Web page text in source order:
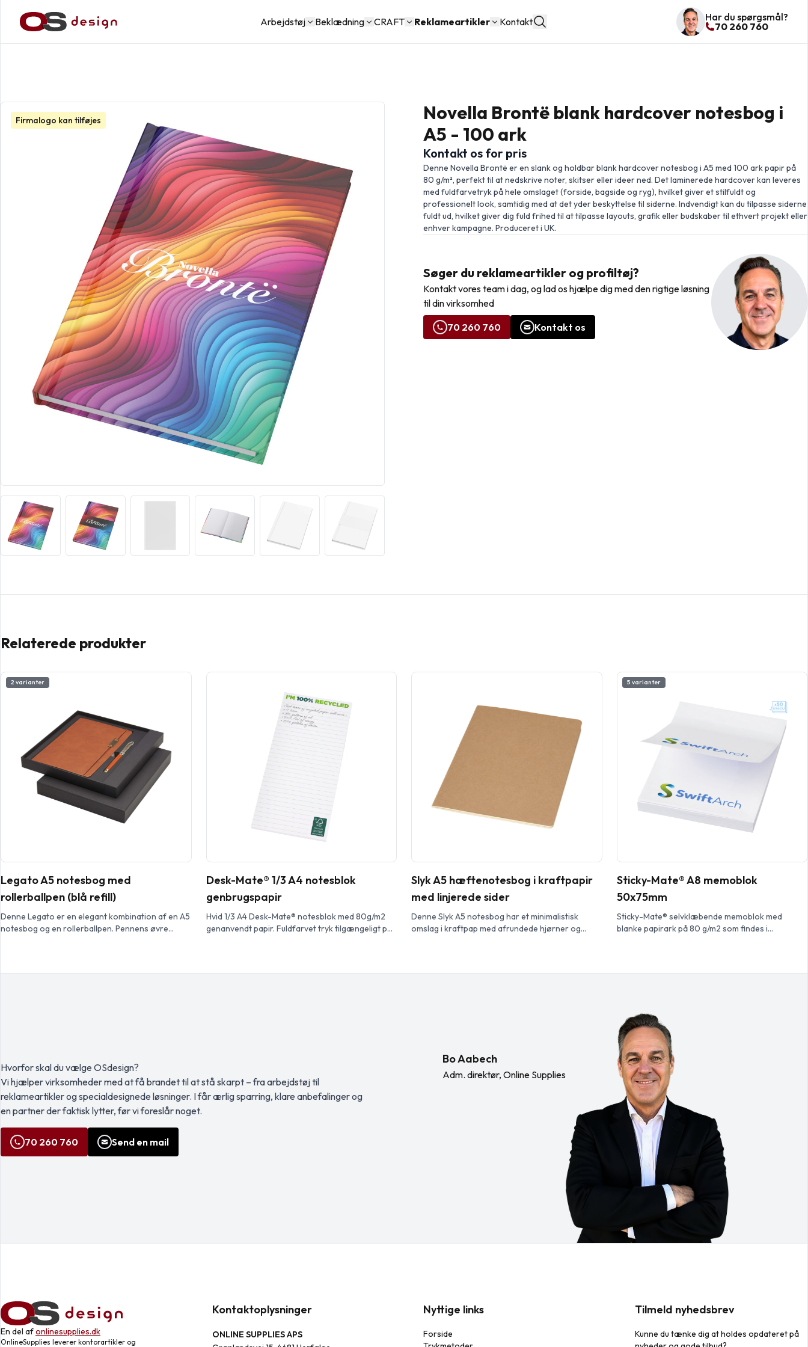
Arbejdstøj Beklædning CRAFT Reklameartikler Kontakt
Har du spørgsmål?
70 260 760
Firmalogo kan tilføjes
Novella Brontë blank hardcover notesbog i
A5 - 100 ark
Kontakt os for pris
Denne Novella Brontë er en slank og holdbar blank hardcover notesbog i A5 med 100 ark papir på
80 g/m², perfekt til at nedskrive noter, skitser eller ideer ned. Det laminerede hardcover kan leveres
med fuldfarvetryk på hele omslaget (forside, bagside og ryg), hvilket giver et stilfuldt og
professionelt look, samtidig med at det yder beskyttelse til siderne. Indvendigt kan du tilpasse siderne
fuldt ud, hvilket giver dig fuld frihed til at tilpasse layouts, grafik eller budskaber til ethvert projekt eller
enhver kampagne. Produceret i UK.
Søger du reklameartikler og profiltøj?
Kontakt vores team i dag, og lad os hjælpe dig med den rigtige løsning
til din virksomhed
70 260 760
Kontakt os
Relaterede produkter
2 varianter
Legato A5 notesbog med
rollerballpen (blå refill)
Denne Legato er en elegant kombination af en A5
notesbog og en rollerballpen. Pennens øvre
Desk-Mate® 1/3 A4 notesblok
genbrugspapir
Hvid 1/3 A4 Desk-Mate® notesblok med 80g/m2
genanvendt papir. Fuldfarvet tryk tilgængeligt på
Slyk A5 hæftenotesbog i kraftpapir
med linjerede sider
Denne Slyk A5 notesbog har et minimalistisk
omslag i kraftpap med afrundede hjørner og
5 varianter
Sticky-Mate® A8 memoblok
50x75mm
Sticky-Mate® selvklæbende memoblok med
blanke papirark på 80 g/m2 som findes i
Hvorfor skal du vælge OSdesign?
Vi hjælper virksomheder med at få brandet til at stå skarpt – fra arbejdstøj til
reklameartikler og specialdesignede løsninger. I får ærlig sparring, klare anbefalinger og
en partner der faktisk lytter, før vi foreslår noget.
70 260 760 Send en mail
Bo Aabech
Adm. direktør, Online Supplies
En del afonlinesupplies.dk
OnlineSupplies leverer kontorartikler og
Kontaktoplysninger
ONLINE SUPPLIES APS
Nyttige links
Forside
Tilmeld nyhedsbrev
Kunne du tænke dig at holdes opdateret på